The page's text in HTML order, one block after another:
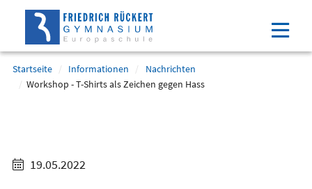
Direkt
Inhalt
(Eingabetaste)
Direkt
Hauptmenu
(Eingabetaste)
Direkt
Suche
(Eingabetaste)
Direkt
Footer
(Eingabetaste)
Startseite Informationen
Nachrichten
Workshop - T-Shirts als Zeichen gegen Hass
19.05.2022